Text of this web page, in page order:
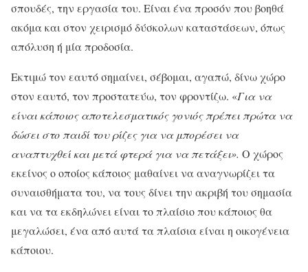
σπουδές, την εργασία του. Είναι ένα προσόν που βοηθά
ακόμα και στον χειρισμό δύσκολων καταστάσεων, όπως
απόλυση ή μία προδοσία.
Εκτιμώ τον εαυτό σημαίνει, σέβομαι, αγαπώ, δίνω χώρο
στον εαυτό, τον προστατεύω, τον φροντίζω. «Για να
είναι κάποιος αποτελεσματικός γονιός πρέπει πρώτα να
δώσει στο παιδί του ρίζες για να μπορέσει να
αναπτυχθεί και μετά φτερά για να πετάξει». Ο χώρος
εκείνος ο οποίος κάποιος μαθαίνει να αναγνωρίζει τα
συναισθήματα του, να τους δίνει την ακριβή του σημασία
και να τα εκδηλώνει είναι το πλαίσιο που κάποιος θα
μεγαλώσει, ένα από αυτά τα πλαίσια είναι η οικογένεια
κάποιου.